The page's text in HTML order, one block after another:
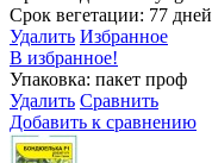
Срок вегетации: 77 дней
Удалить Избранное
В избранное!
Упаковка: пакет проф
Удалить Сравнить
Добавить к сравнению